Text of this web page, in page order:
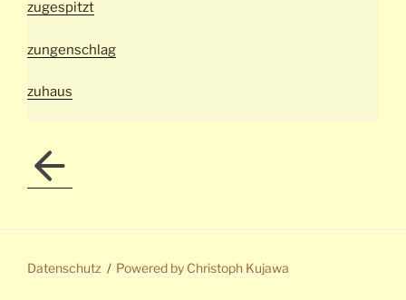
zugespitzt
zungenschlag
zuhaus
Datenschutz Powered by Christoph Kujawa